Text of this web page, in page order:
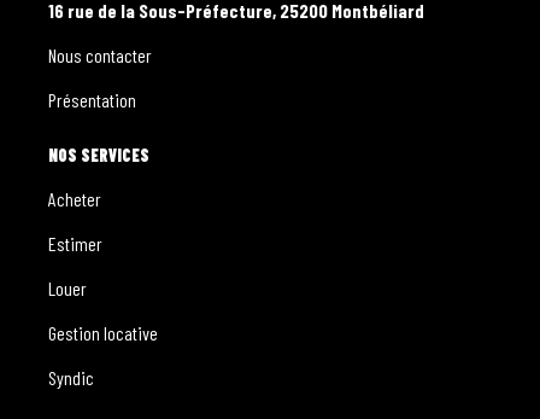
16 rue de la Sous-Préfecture, 25200 Montbéliard
Nous contacter
Présentation
NOS SERVICES
Acheter
Estimer
Louer
Gestion locative
Syndic